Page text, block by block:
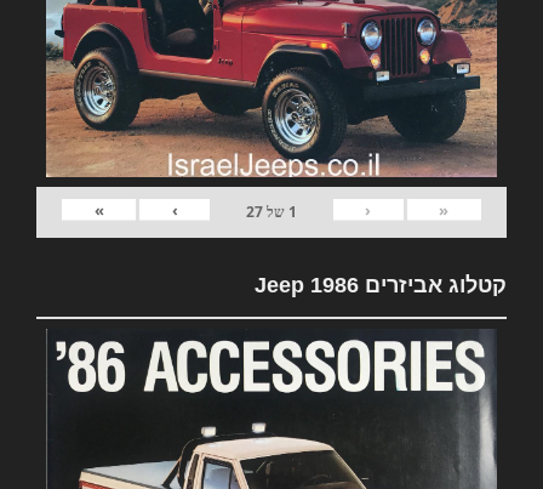
«
‹
1 של27
›
»
קטלוג אביזרים Jeep 1986